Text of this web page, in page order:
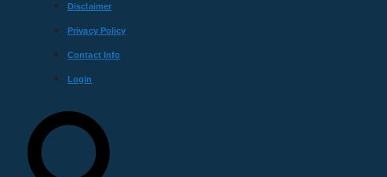
Disclaimer
Privacy Policy
Contact Info
Login